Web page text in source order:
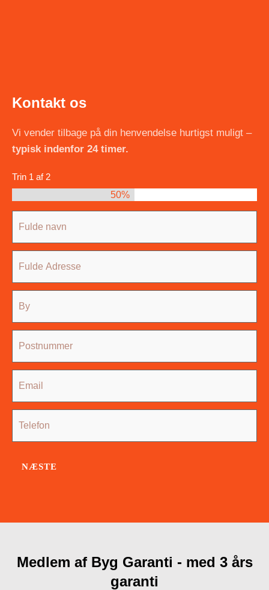
Kontakt os
Vi vender tilbage på din henvendelse hurtigst muligt –
typisk indenfor 24 timer.
Trin 1 af 2
50%
NÆSTE
Medlem af Byg Garanti - med 3 års
garanti